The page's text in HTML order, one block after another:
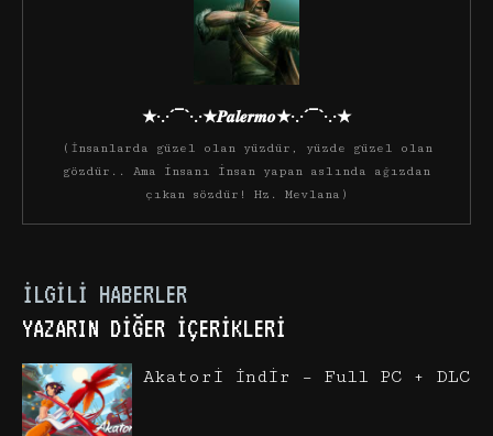
★·.·´¯`·.·★𝑷𝒂𝒍𝒆𝒓𝒎𝒐★·.·´¯`·.·★
(İnsanlarda güzel olan yüzdür, yüzde güzel olan
gözdür.. Ama insanı insan yapan aslında ağızdan
çıkan sözdür! Hz. Mevlana)
İLGILI HABERLER
YAZARIN DIĞER İÇERIKLERI
Akatori İndir – Full PC + DLC